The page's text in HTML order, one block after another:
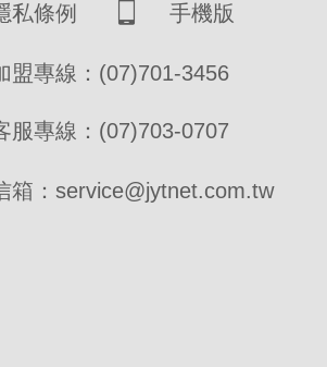
私條例 手機版
盟專線：(07)701-3456
服專線：(07)703-0707
箱：service@jytnet.com.tw